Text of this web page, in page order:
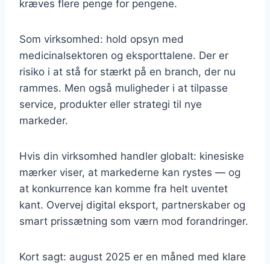
kræves flere penge for pengene.
Som virksomhed: hold opsyn med
medicinalsektoren og eksporttalene. Der er
risiko i at stå for stærkt på en branch, der nu
rammes. Men også muligheder i at tilpasse
service, produkter eller strategi til nye
markeder.
Hvis din virksomhed handler globalt: kinesiske
mærker viser, at markederne kan rystes — og
at konkurrence kan komme fra helt uventet
kant. Overvej digital eksport, partnerskaber og
smart prissætning som værn mod forandringer.
Kort sagt: august 2025 er en måned med klare